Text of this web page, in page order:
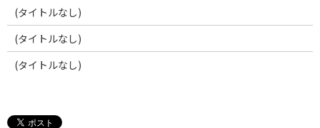
(タイトルなし)
(タイトルなし)
(タイトルなし)